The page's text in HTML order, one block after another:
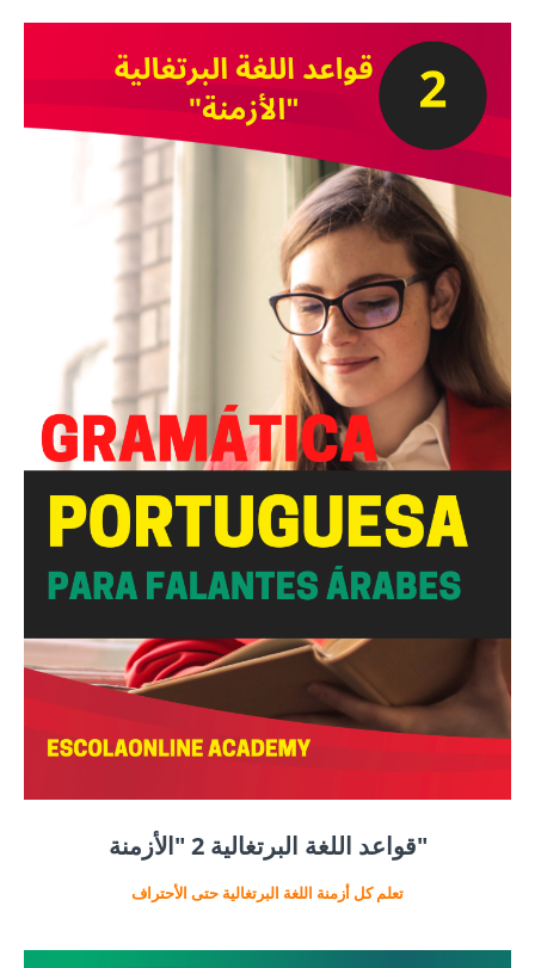
قواعد اللغة البرتغالية 2 "الأزمنة"
تعلم كل أزمنة اللغة البرتغالية حتى الأحتراف